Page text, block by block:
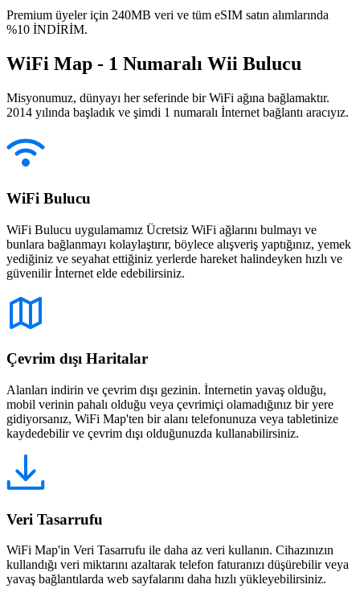
Premium üyeler için 240MB veri ve tüm eSIM satın alımlarında
%10 İNDİRİM.
WiFi Map - 1 Numaralı Wii Bulucu
Misyonumuz, dünyayı her seferinde bir WiFi ağına bağlamaktır.
2014 yılında başladık ve şimdi 1 numaralı İnternet bağlantı aracıyız.
WiFi Bulucu
WiFi Bulucu uygulamamız Ücretsiz WiFi ağlarını bulmayı ve
bunlara bağlanmayı kolaylaştırır, böylece alışveriş yaptığınız, yemek
yediğiniz ve seyahat ettiğiniz yerlerde hareket halindeyken hızlı ve
güvenilir İnternet elde edebilirsiniz.
Çevrim dışı Haritalar
Alanları indirin ve çevrim dışı gezinin. İnternetin yavaş olduğu,
mobil verinin pahalı olduğu veya çevrimiçi olamadığınız bir yere
gidiyorsanız, WiFi Map'ten bir alanı telefonunuza veya tabletinize
kaydedebilir ve çevrim dışı olduğunuzda kullanabilirsiniz.
Veri Tasarrufu
WiFi Map'in Veri Tasarrufu ile daha az veri kullanın. Cihazınızın
kullandığı veri miktarını azaltarak telefon faturanızı düşürebilir veya
yavaş bağlantılarda web sayfalarını daha hızlı yükleyebilirsiniz.